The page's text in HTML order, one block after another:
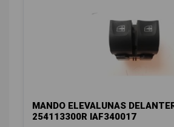
MANDO ELEVALUNAS
254113300R IAF340017